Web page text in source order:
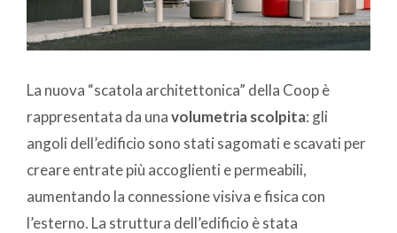
La nuova “scatola architettonica” della Coop è
rappresentata da unavolumetria scolpita: gli
angoli dell’edificio sono stati sagomati e scavati per
creare entrate più accoglienti e permeabili,
aumentando la connessione visiva e fisica con
l’esterno. La struttura dell’edificio è stata